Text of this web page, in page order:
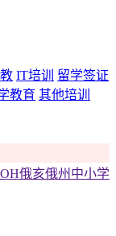
IT培训
留学签证
教育 其他培训
OH俄亥俄州中小学